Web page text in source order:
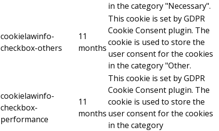
in the category "Necessary".
cookielawinfo-
checkbox-others
11
months
This cookie is set by GDPR
Cookie Consent plugin. The
cookie is used to store the
user consent for the cookies
in the category "Other.
cookielawinfo-
checkbox-
performance
11
months
This cookie is set by GDPR
Cookie Consent plugin. The
cookie is used to store the
user consent for the cookies
in the category